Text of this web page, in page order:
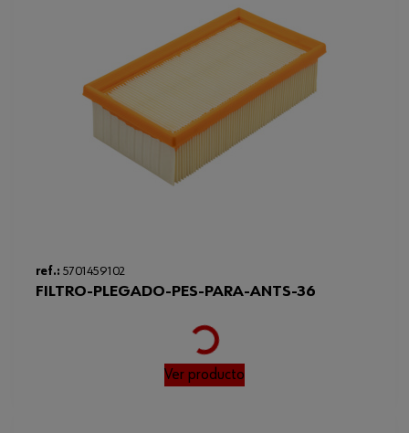
ref.: 5701459102
FILTRO-PLEGADO-PES-PARA-ANTS-36
Loading...
Ver producto